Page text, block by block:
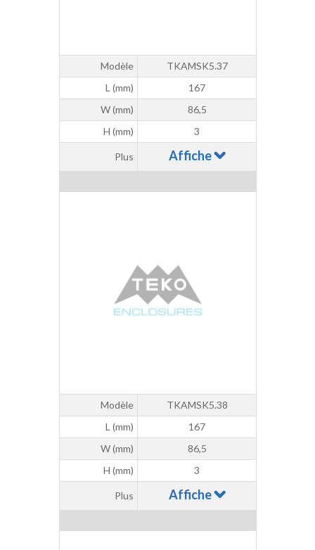
Modèle
TKAMSK5.37
L (mm)
167
W (mm)
86,5
H (mm)
3
Plus Affiche
Modèle
TKAMSK5.38
L (mm)
167
W (mm)
86,5
H (mm)
3
Plus Affiche